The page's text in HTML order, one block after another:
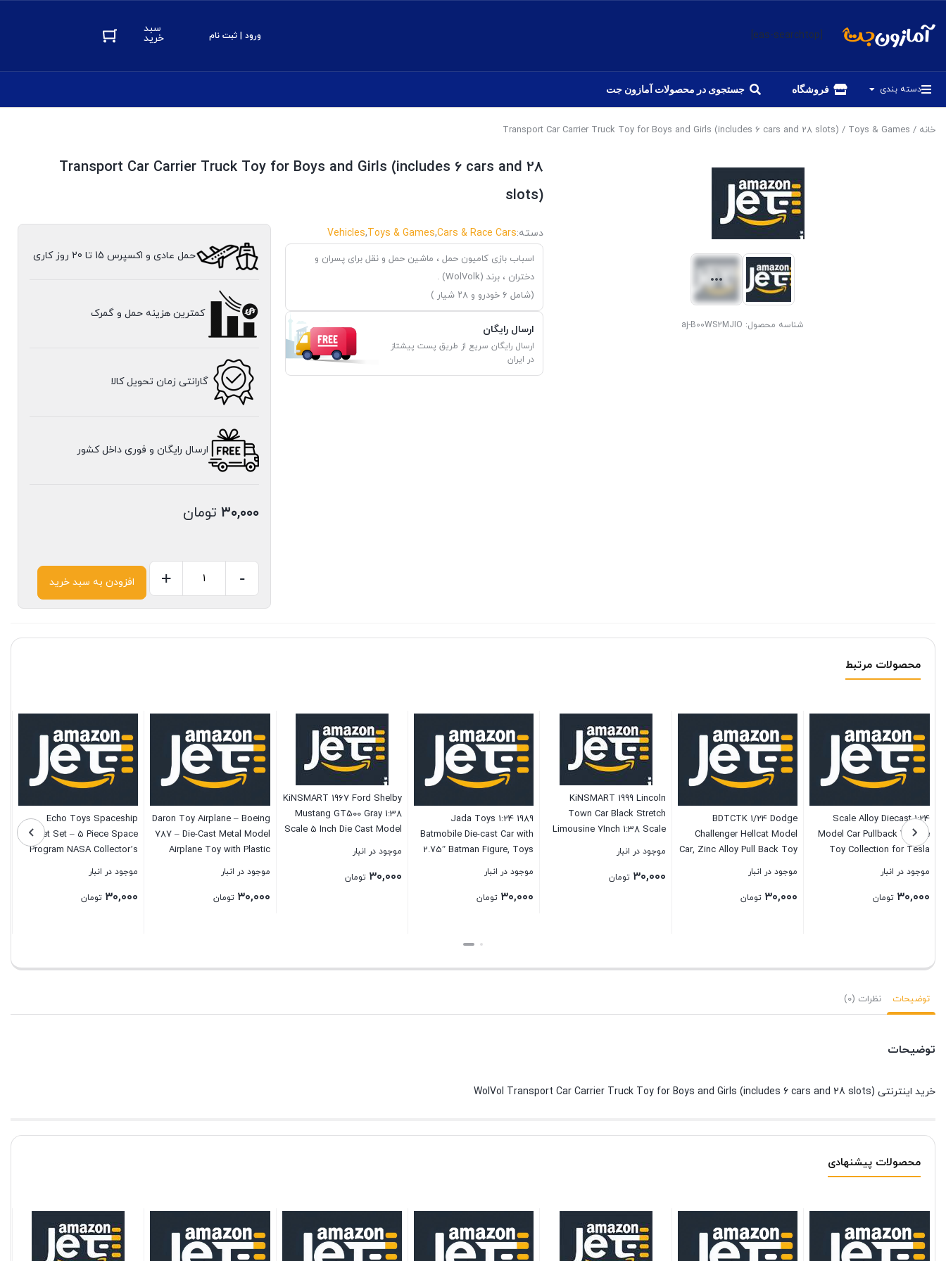
[eas-searchtop] ورود | ثبت نام
سبد
خرید
دسته بندی فروشگاه جستجوی در محصولات آمازون جت
خانه /
Toys & Games
/ Transport Car Carrier Truck Toy for Boys and Girls (includes 6 cars and 28 slots)
شناسه محصول: aj-B00WS2MJIO
Transport Car Carrier Truck Toy for Boys and Girls (includes 6 cars and 28
slots)
دسته:Cars & Race Cars
,
Toys & Games
,
Vehicles
اسباب بازی کامیون حمل ، ماشین حمل و نقل برای پسران و
دختران ، برند (WolVolk) .
(شامل ۶ خودرو و ۲۸ شیار )
ارسال رایگان
ارسال رایگان سریع از طریق پست پیشتاز
در ایران
حمل عادی و اکسپرس 15 تا 20 روز کاری
کمترین هزینه حمل و گمرک
گارانتی زمان تحویل کالا
ارسال رایگان و فوری داخل کشور
۳۰,۰۰۰ تومان
-
+ افزودن به سبد خرید
محصولات مرتبط
1:24 Scale Alloy Diecast
Model Car Pullback Vehicle
Toy Collection for Tesla
Cybertruck Pickup, Kids Gift,
موجود در انبار
۳۰,۰۰۰ تومان
BDTCTK 1/24 Dodge
Challenger Hellcat Model
Car, Zinc Alloy Pull Back Toy
car with Sound and Light for
موجود در انبار
۳۰,۰۰۰ تومان
KiNSMART 1999 Lincoln
Town Car Black Stretch
Limousine 7Inch 1:38 Scale
Die Cast Metal Model Limo
موجود در انبار
۳۰,۰۰۰ تومان
Jada Toys 1:24 1989
Batmobile Die-cast Car with
2.75″ Batman Figure, Toys
for Kids and Adults
موجود در انبار
۳۰,۰۰۰ تومان
KiNSMART 1967 Ford Shelby
Mustang GT500 Gray 1:38
Scale 5 Inch Die Cast Model
Toy Race Car w/Pullback
موجود در انبار
۳۰,۰۰۰ تومان
Daron Toy Airplane – Boeing
787 – Die-Cast Metal Model
Airplane Toy with Plastic
Parts for Kids Ages 3+
موجود در انبار
۳۰,۰۰۰ تومان
Echo Toys Spaceship
Rocket Set – 5 Piece Space
Program NASA Collector’s
Set – Mercury, Gemini,
Space Shuttles
موجود در انبار
۳۰,۰۰۰ تومان
توضیحات نظرات (0)
توضیحات
خرید اینترنتی WolVol Transport Car Carrier Truck Toy for Boys and Girls (includes 6 cars and 28 slots)
محصولات پیشنهادی